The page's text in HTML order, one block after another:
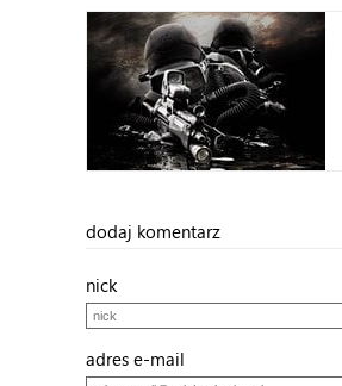
dodaj komentarz
nick
adres e-mail